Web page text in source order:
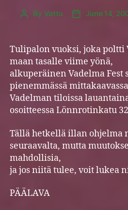
Post
By Vattu
PostJune 14,
Tulipalon vuoksi, joka poltti
maan tasalle viime yönä,
alkuperäinen Vadelma
pienemmässä mittakaavassa
Vadelman tiloissa
osoitteessa Lönnrotinkatu
Tällä hetkellä illan ohjelma
seuraavalta, mutta
mahdollisia,
ja jos niitä tulee, voit lukea
PÄÄLAVA